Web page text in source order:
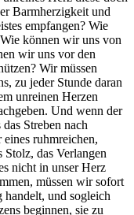
Barmherzigkeit und
empfangen? Wie
können wir uns von
wir uns vor den
Wir müssen
zu jeder Stunde daran
unreinen Herzen
Und wenn der
Streben nach
ruhmreichen,
das Verlangen
nicht in unser Herz
müssen wir sofort
handelt, und sogleich
beginnen, sie zu